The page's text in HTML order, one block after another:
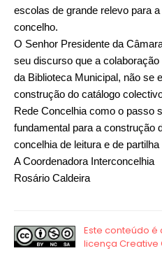
escolas de grande relevo para
concelho.
O Senhor Presidente da
seu discurso que a
da Biblioteca Municipal, não se
construção do catálogo
Rede Concelhia como o passo
fundamental para a construção
concelhia de leitura e de
A Coordenadora Interconcelhia
Rosário Caldeira